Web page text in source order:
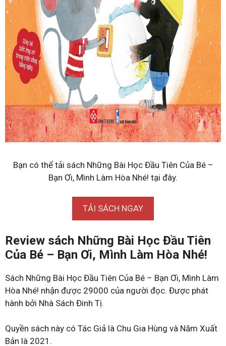
Bạn có thể tải sách Những Bài Học Đầu Tiên Của Bé –
Bạn Ơi, Mình Làm Hòa Nhé! tại đây.
TẢI SÁCH NGAY
Review sách Những Bài Học Đầu Tiên
Của Bé – Bạn Ơi, Mình Làm Hòa Nhé!
Sách Những Bài Học Đầu Tiên Của Bé – Bạn Ơi, Mình Làm
Hòa Nhé! nhận được 29000 của người đọc. Được phát
hành bởi Nhà Sách Đinh Tị.
Quyền sách này có Tác Giả là Chu Gia Hùng và Năm Xuất
Bản là 2021.